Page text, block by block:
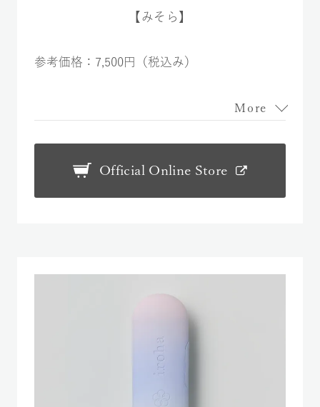
【みそら】
参考価格：7,500円（税込み）
More
Official Online Store